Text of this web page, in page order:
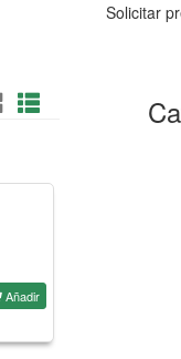
Añadir
Solicitar